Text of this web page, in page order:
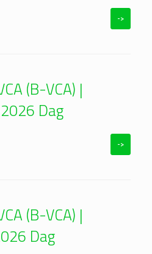
->
(B-VCA) |
Dag
->
(B-VCA) |
Dag